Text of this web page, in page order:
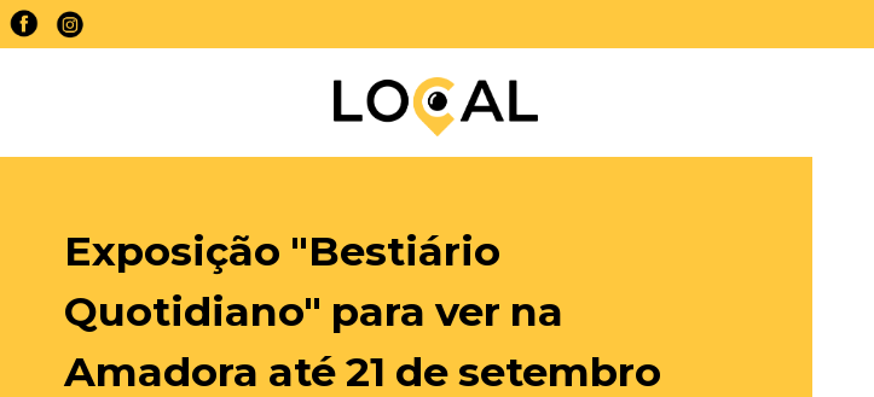
Exposição "Bestiário
Quotidiano" para ver na
Amadora até 21 de setembro